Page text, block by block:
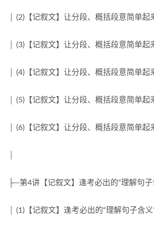
│ (2)【记叙文】让分段、概括段意简单起
│ (3)【记叙文】让分段、概括段意简单起
│ (4)【记叙文】让分段、概括段意简单起
│ (5)【记叙文】让分段、概括段意简单起
│ (6)【记叙文】让分段、概括段意简单起
├─第4讲【记叙文】逢考必出的“理解句子
│ (1)【记叙文】逢考必出的“理解句子含